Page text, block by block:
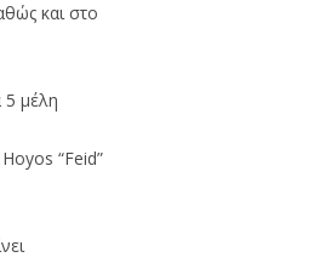
και στο
μέλη
“Feid”